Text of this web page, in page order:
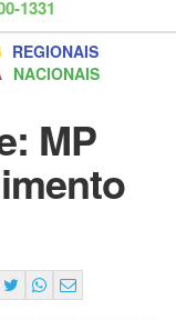
1331
REGIONAIS
NACIONAIS
MP